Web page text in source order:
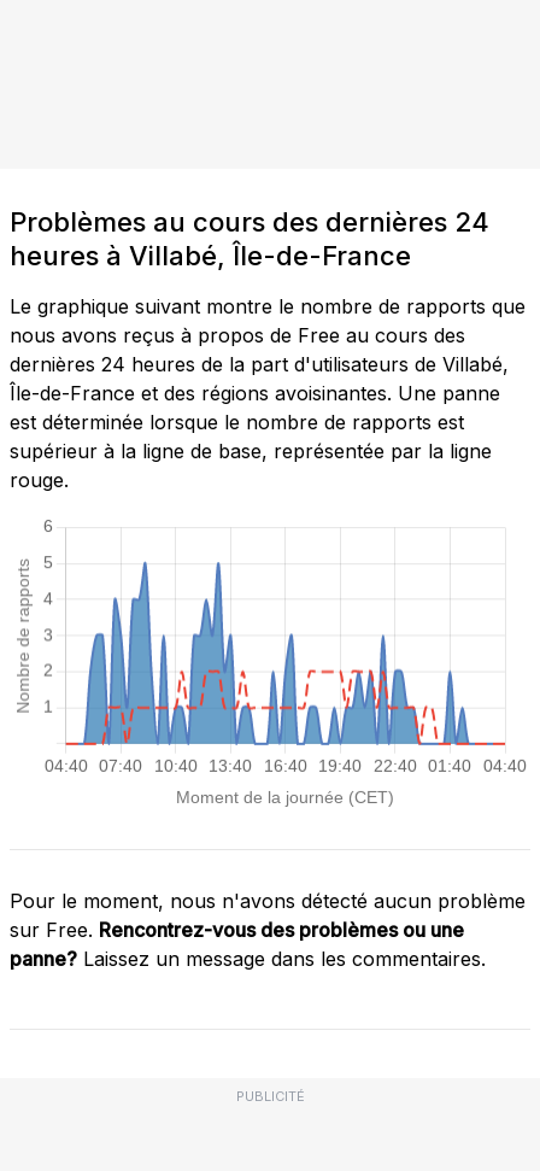
Problèmes au cours des dernières 24
heures à Villabé, Île-de-France
Le graphique suivant montre le nombre de rapports que
nous avons reçus à propos de Free au cours des
dernières 24 heures de la part d'utilisateurs de Villabé,
Île-de-France et des régions avoisinantes. Une panne
est déterminée lorsque le nombre de rapports est
supérieur à la ligne de base, représentée par la ligne
rouge.
Pour le moment, nous n'avons détecté aucun problème
sur Free. Rencontrez-vous des problèmes ou une
panne? Laissez un message dans les commentaires.
PUBLICITÉ